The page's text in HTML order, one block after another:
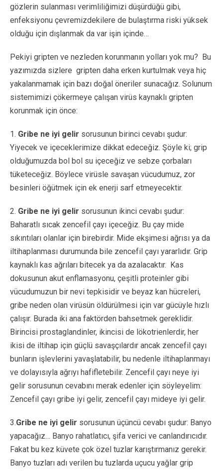
gözlerin sulanması verimliliğimizi düşürdüğü gibi,
enfeksiyonu çevremizdekilere de bulaştırma riski yüksek
olduğu için dışlanmak da var işin içinde…
Pekiyi gripten ve nezleden korunmanın yolları yok mu? Bu
yazımızda sizlere gripten daha erken kurtulmak veya hiç
yakalanmamak için bazı doğal öneriler sunacağız. Solunum
sistemimizi çökermeye çalışan virüs kaynaklı gripten
korunmak için önce:
1. Gribe ne iyi gelir sorusunun birinci cevabı şudur:
Yiyecek ve içeceklerimize dikkat edeceğiz. Şöyle ki; grip
olduğumuzda bol bol su içeceğiz ve sebze çorbaları
tüketeceğiz. Böylece virüsle savaşan vücudumuz, zor
besinleri öğütmek için ek enerji sarf etmeyecektir.
2. Gribe ne iyi gelir sorusunun ikinci cevabı şudur:
Baharatlı sıcak zencefil çayı içeceğiz. Bu çay mide
sıkıntıları olanlar için birebirdir. Mide ekşimesi ağrısı ya da
iltihaplanması durumunda bile zencefil çayı yararlıdır. Grip
kaynaklı kas ağrıları bitecek ya da azalacaktır. Kas
dokusunun akut enflamasyonu, çeşitli proteinler gibi
vücudumuzun bir nevi tepkisidir ve beyaz kan hücreleri,
gribe neden olan virüsün öldürülmesi için var gücüyle hızlı
çalışır. Burada iki ana faktörden bahsetmek gereklidir.
Birincisi prostaglandinler, ikincisi de lökotrienlerdir, her
ikisi de iltihap için güçlü savaşçılardır ancak zencefil çayı
bunların işlevlerini yavaşlatabilir, bu nedenle iltihaplanmayı
ve dolayısıyla ağrıyı hafifletebilir. Zencefil çayı neye iyi
gelir sorusunun cevabını merak edenler için söyleyelim:
Zencefil çayı gribe iyi gelir, zencefil çayı mideye iyi gelir.
3.Gribe ne iyi gelir sorusunun üçüncü cevabı şudur: Banyo
yapacağız… Banyo rahatlatıcı, şifa verici ve canlandırıcıdır.
Fakat bu kez küvete çok özel tuzlar karıştırmanız gerekir.
Banyo tuzları adı verilen bu tuzlarda uçucu yağlar grip